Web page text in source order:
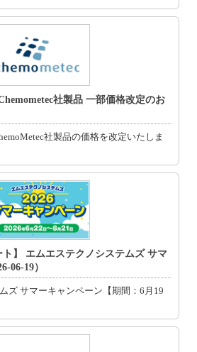
社製品 一部価格改定のお
社製品の価格を改定いたしま
ト】 エムエステクノシステムズ サマ
06-19）
ズ サマーキャンペーン【期間：6月19